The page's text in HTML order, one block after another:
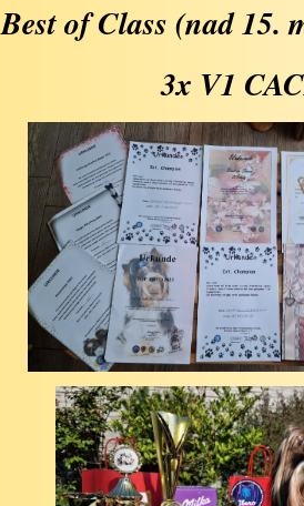
Best of Class (nad 15.
3x V1